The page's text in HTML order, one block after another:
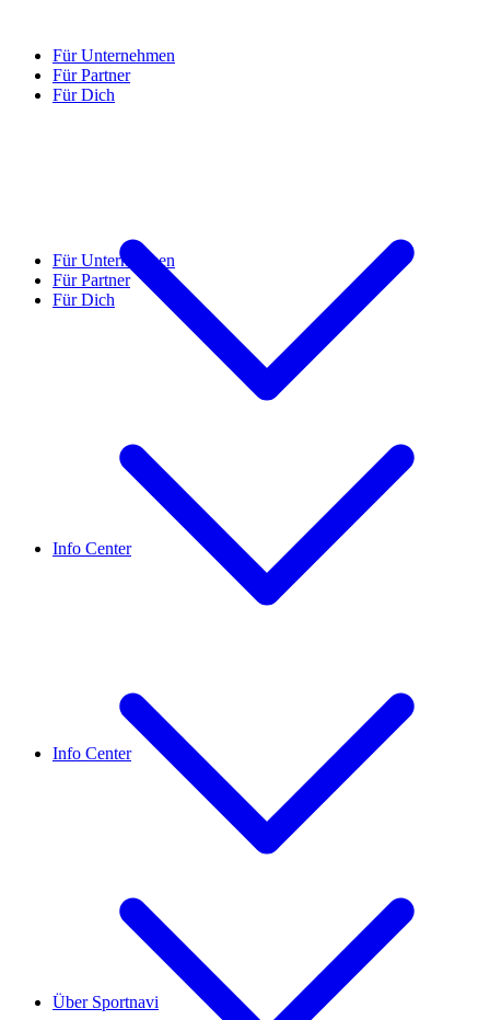
Für Unternehmen
Für Partner
Für Dich
Info Center
Über Sportnavi
Für Unternehmen
Für Partner
Für Dich
Info Center